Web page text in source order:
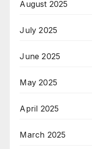
August 2025
July 2025
June 2025
May 2025
April 2025
March 2025